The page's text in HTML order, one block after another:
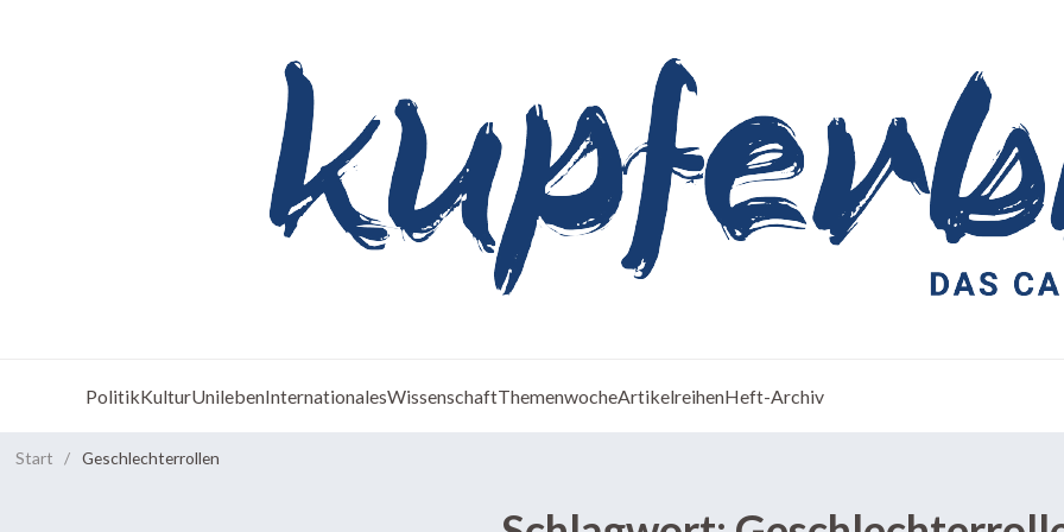
PolitikKulturUnilebenInternationalesWissenschaftThemenwocheArtikelreihenHeft-Archiv
Start / Geschlechterrollen